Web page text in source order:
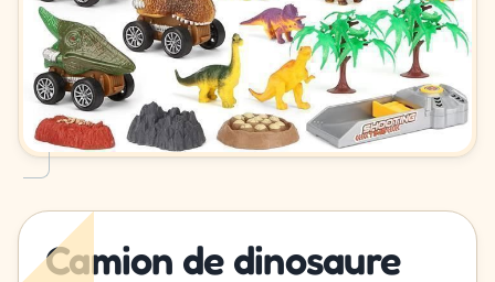
Camion de dinosaure